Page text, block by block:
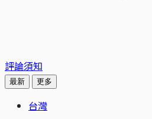
評論須知
最新 更多
台灣